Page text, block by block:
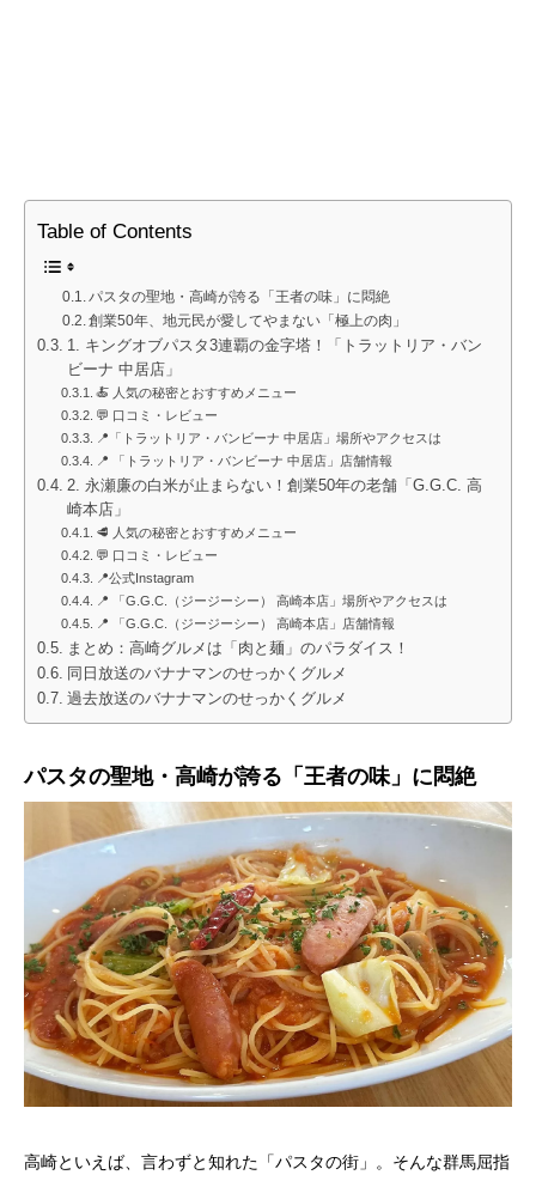
Table of Contents
パスタの聖地・高崎が誇る「王者の味」に悶絶
創業50年、地元民が愛してやまない「極上の肉」
1. キングオブパスタ3連覇の金字塔！「トラットリア・バン
ビーナ 中居店」
🍝 人気の秘密とおすすめメニュー
💬 口コミ・レビュー
📍「トラットリア・バンビーナ 中居店」場所やアクセスは
📍 「トラットリア・バンビーナ 中居店」店舗情報
2. 永瀬廉の白米が止まらない！創業50年の老舗「G.G.C. 高
崎本店」
🥩 人気の秘密とおすすめメニュー
💬 口コミ・レビュー
📍公式Instagram
📍 「G.G.C.（ジージーシー） 高崎本店」場所やアクセスは
📍 「G.G.C.（ジージーシー） 高崎本店」店舗情報
まとめ：高崎グルメは「肉と麺」のパラダイス！
同日放送のバナナマンのせっかくグルメ
過去放送のバナナマンのせっかくグルメ
パスタの聖地・高崎が誇る「王者の味」に悶絶
高崎といえば、言わずと知れた「パスタの街」。そんな群馬屈指